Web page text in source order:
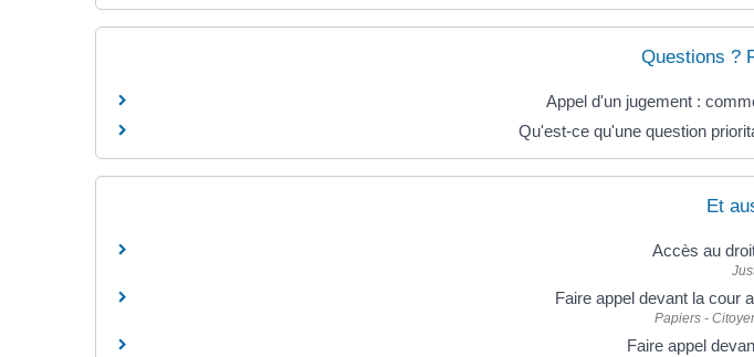
Questions ?
Appel d'un jugement :
Qu'est-ce qu'une question
Et
Accès au
Faire appel devant la cour
Papiers -
Faire appel